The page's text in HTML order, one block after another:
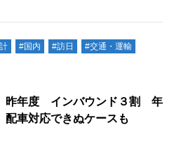
#国内 #訪日
#交通・運輸
昨年度 インバウンド３割 年
車対応できぬケースも